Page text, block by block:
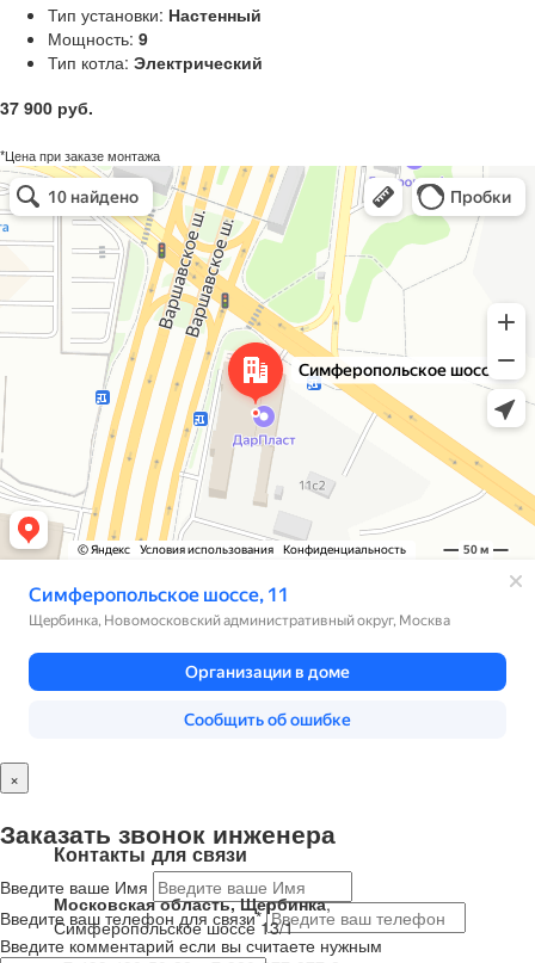
Тип установки: Настенный
Мощность: 9
Тип котла: Электрический
37 900 руб.
*Цена при заказе монтажа
Контакты для связи
Московская область, Щербинка,
Симферопольское шоссе 13/1
×
Заказать звонок инженера
Введите ваше Имя
Введите ваш телефон для связи*
Введите комментарий если вы считаете нужным